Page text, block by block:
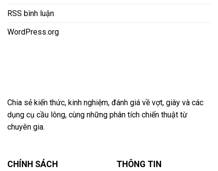
RSS bình luận
WordPress.org
Chia sẻ kiến thức, kinh nghiệm, đánh giá về vợt, giày và các
dụng cụ cầu lông, cùng những phân tích chiến thuật từ
chuyên gia.
CHÍNH SÁCH THÔNG TIN